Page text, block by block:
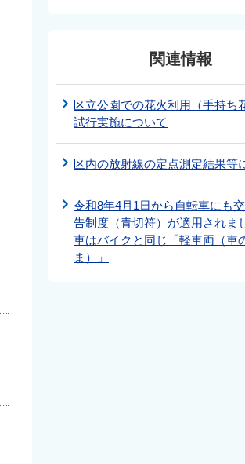
関連情報
区立公園での花火利用（手持ち
試行実施について
区内の放射線の定点測定結果等
令和8年4月1日から自転車にも
告制度（青切符）が適用されま
車はバイクと同じ「軽車両（車
ま）」